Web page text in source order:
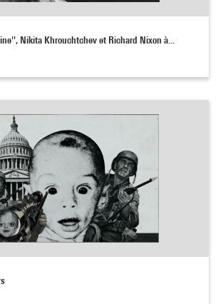
Nikita Khrouchtchev et Richard Nixon à...